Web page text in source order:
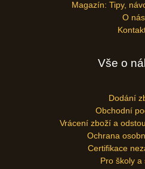
Magazín: Tipy,
O nás
Vše o
Dodání
Obchodní
Vrácení zboží a
Ochrana
Certifikace
Pro školy a